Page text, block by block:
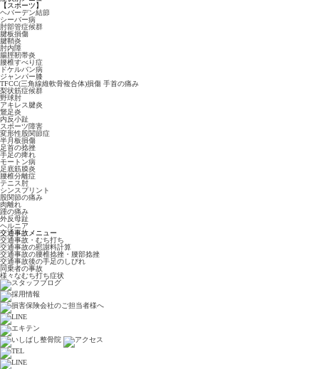
【スポーツ】
ヘバーデン結節
シーバー病
肘部管症候群
腱板損傷
腱鞘炎
肘内障
腸脛靭帯炎
腰椎すべり症
ドケルバン病
ジャンパー膝
TFCC(三角線維軟骨複合体)損傷 手首の痛み
梨状筋症候群
野球肘
アキレス腱炎
鵞足炎
内反小趾
スポーツ障害
変形性股関節症
半月板損傷
足首の捻挫
手足の痺れ
モートン病
足底筋膜炎
腰椎分離症
テニス肘
シンスプリント
股関節の痛み
肉離れ
踵の痛み
外反母趾
ヘルニア
交通事故メニュー
交通事故・むち打ち
交通事故の慰謝料計算
交通事故の腰椎捻挫・腰部捻挫
交通事故後の手足のしびれ
同乗者の事故
様々なむち打ち症状